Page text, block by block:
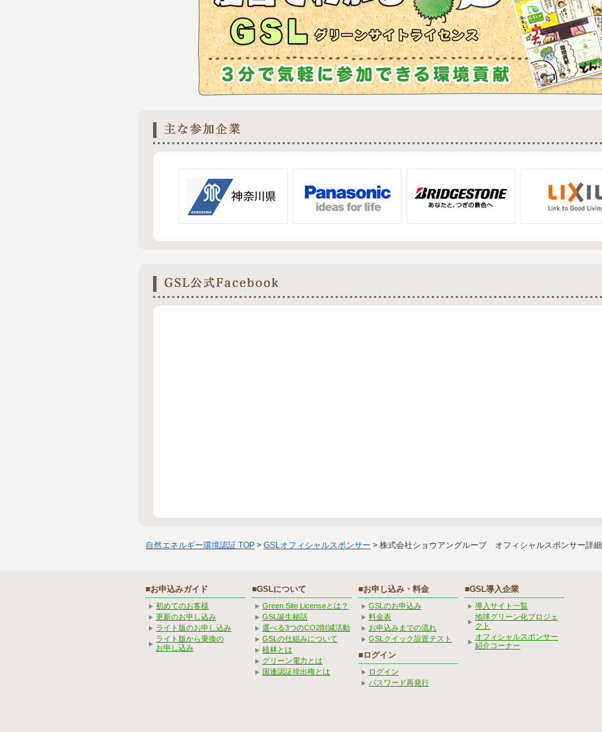
自然エネルギー環境認証 TOP > GSLオフィシャルスポンサー > 株式会社ショウアングループ オフィシャルスポンサー詳細
■お申込みガイド
初めてのお客様
更新のお申し込み
ライト版のお申し込み
ライト版から乗換の
お申し込み
■GSLについて
Green Site Licenseとは？
GSL誕生秘話
選べる3つのCO2削減活動
GSLの仕組みについて
植林とは
グリーン電力とは
国連認証排出権とは
■お申し込み・料金
GSLのお申込み
料金表
お申込みまでの流れ
GSLクイック設置テスト
■ログイン
ログイン
パスワード再発行
■GSL導入企業
導入サイト一覧
地球グリーン化プロジェ
クト
オフィシャルスポンサー
紹介コーナー